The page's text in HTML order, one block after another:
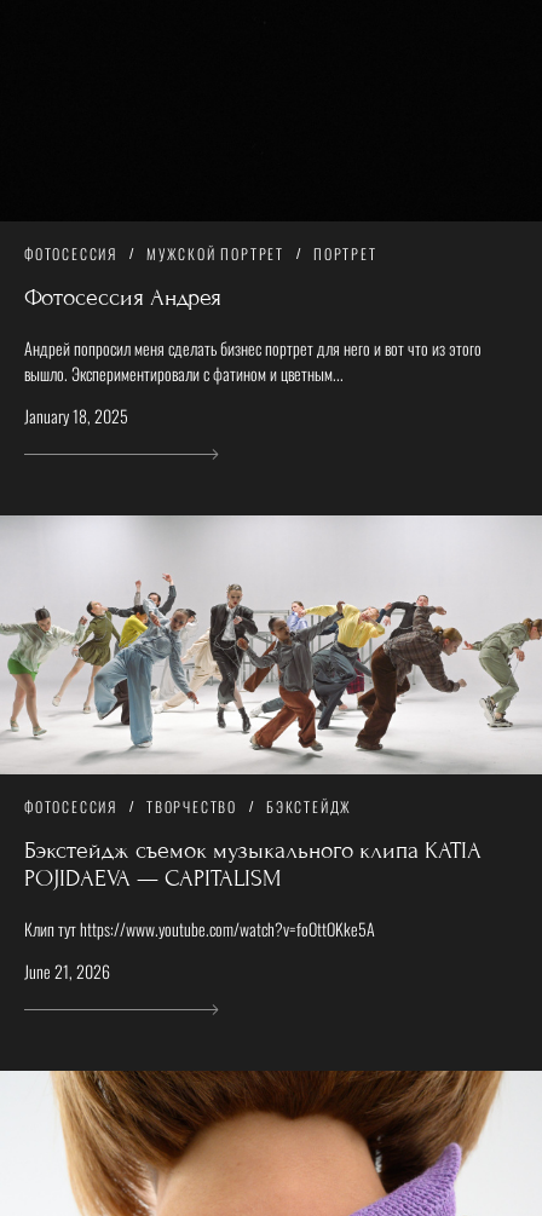
ФОТОСЕССИЯ МУЖСКОЙ ПОРТРЕТ ПОРТРЕТ
Фотосессия Андрея
Андрей попросил меня сделать бизнес портрет для него и вот что из этого
вышло. Экспериментировали с фатином и цветным...
January 18, 2025
ФОТОСЕССИЯ ТВОРЧЕСТВО БЭКСТЕЙДЖ
Бэкстейдж съемок музыкального клипа KATIA
POJIDAEVA — CAPITALISM
Клип тут https://www.youtube.com/watch?v=foOttOKke5A
June 21, 2026